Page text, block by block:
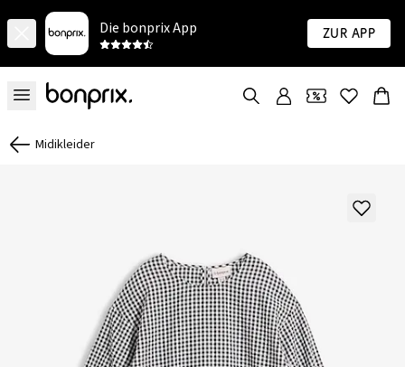
Die bonprix App Zur App
Midikleider